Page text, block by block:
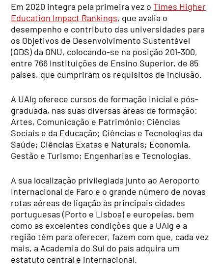
Em 2020 integra pela primeira vez oTimes Higher
Education Impact Rankings, que avalia o
desempenho e contributo das universidades para
os Objetivos de Desenvolvimento Sustentável
(ODS) da ONU, colocando-se na posição 201-300,
entre 766 Instituições de Ensino Superior, de 85
países, que cumpriram os requisitos de inclusão.
A UAlg oferece cursos de formação inicial e pós-
graduada, nas suas diversas áreas de formação:
Artes, Comunicação e Património; Ciências
Sociais e da Educação; Ciências e Tecnologias da
Saúde; Ciências Exatas e Naturais; Economia,
Gestão e Turismo; Engenharias e Tecnologias.
A sua localização privilegiada junto ao Aeroporto
Internacional de Faro e o grande número de novas
rotas aéreas de ligação às principais cidades
portuguesas (Porto e Lisboa) e europeias, bem
como as excelentes condições que a UAlg e a
região têm para oferecer, fazem com que, cada vez
mais, a Academia do Sul do país adquira um
estatuto central e internacional.